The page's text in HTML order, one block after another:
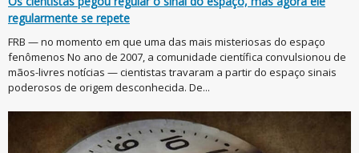
regularmente se repete
FRB — no momento em que uma das mais misteriosas do espaço
fenômenos No ano de 2007, a comunidade científica convulsionou de
mãos-livres notícias — cientistas travaram a partir do espaço sinais
poderosos de origem desconhecida. De...